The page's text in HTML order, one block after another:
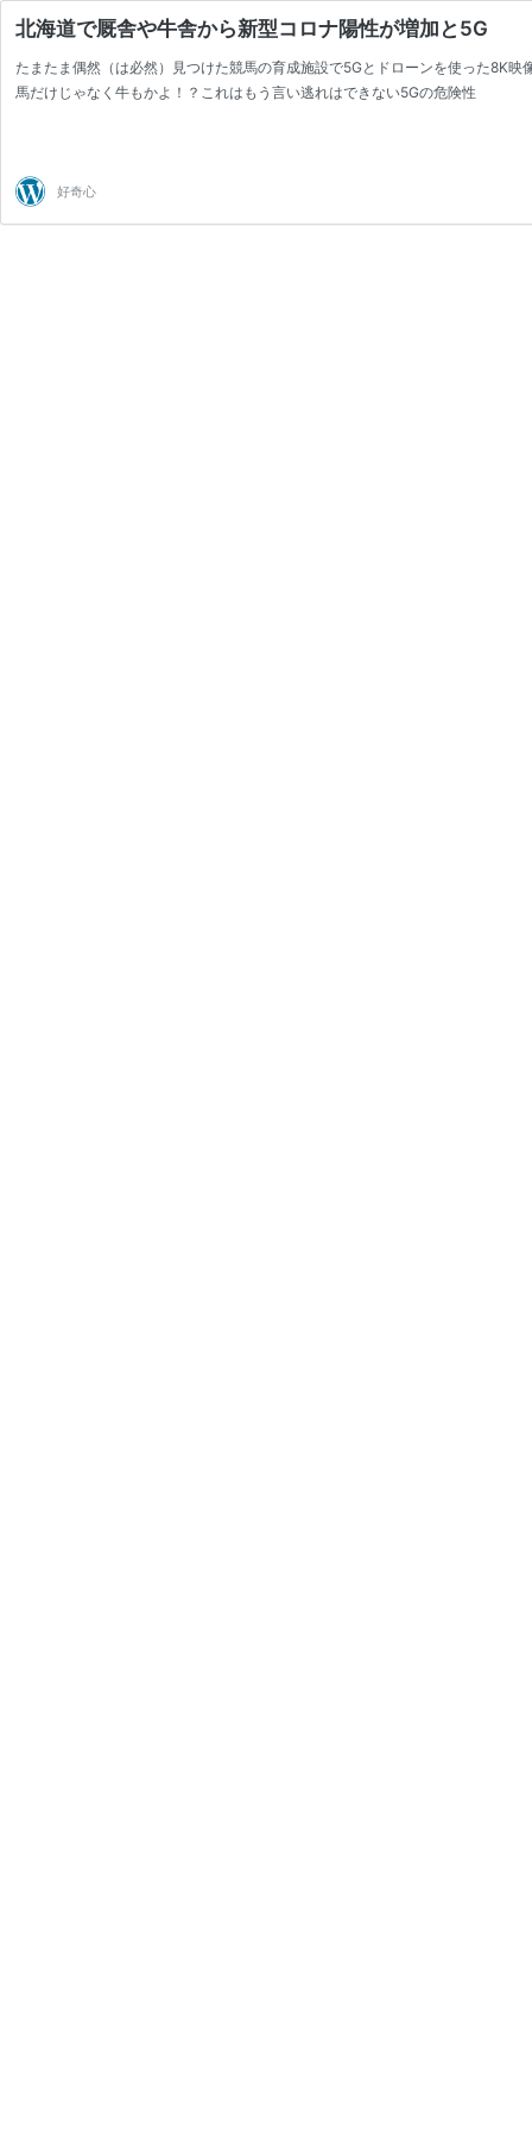
北海道で厩舎や牛舎から新型コロナ陽性が増加と5G
たまたま偶然（は必然）見つけた競馬の育成施設で5Gとドローンを使った8K
馬だけじゃなく牛もかよ！？これはもう言い逃れはできない5Gの危険性
好奇心